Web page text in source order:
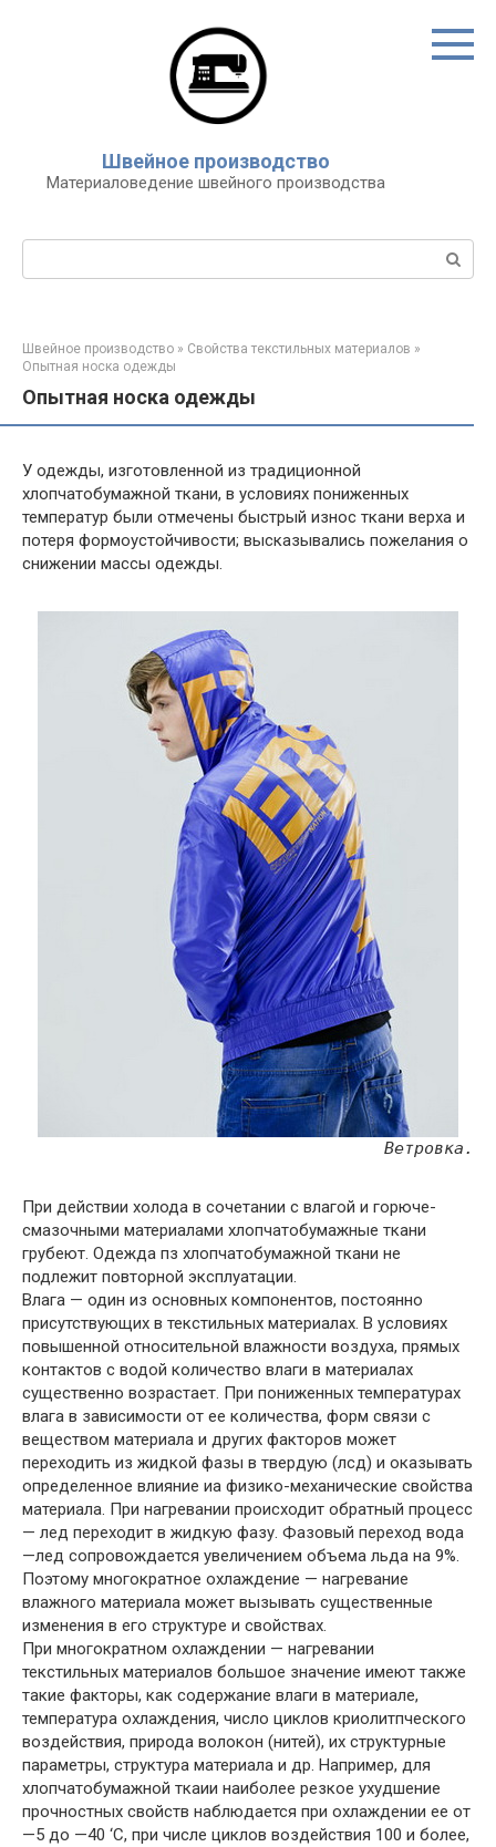
Швейное производство
Материаловедение швейного производства
Поиск:
Швейное производство » Свойства текстильных материалов »
Опытная носка одежды
Опытная носка одежды
У одежды, изготовленной из традиционной
хлопчатобумажной ткани, в условиях пониженных
температур были отмечены быстрый износ ткани верха и
потеря формоустойчивости; высказывались пожелания о
снижении массы одежды.
Ветровка.
При действии холода в сочетании с влагой и горюче-
смазочными материалами хлопчатобумажные ткани
грубеют. Одежда пз хлопчатобумажной ткани не
подлежит повторной эксплуатации.
Влага — один из основных компонентов, постоянно
присутствующих в текстильных материалах. В условиях
повышенной относительной влажности воздуха, прямых
контактов с водой количество влаги в материалах
существенно возрастает. При пониженных температурах
влага в зависимости от ее количества, форм связи с
веществом материала и других факторов может
переходить из жидкой фазы в твердую (лсд) и оказывать
определенное влияние иа физико-механические свойства
материала. При нагревании происходит обратный процесс
— лед переходит в жидкую фазу. Фазовый переход вода
—лед сопровождается увеличением объема льда на 9%.
Поэтому многократное охлаждение — нагревание
влажного материала может вызывать существенные
изменения в его структуре и свойствах.
При многократном охлаждении — нагревании
текстильных материалов большое значение имеют также
такие факторы, как содержание влаги в материале,
температура охлаждения, число циклов криолитпческого
воздействия, природа волокон (нитей), их структурные
параметры, структура материала и др. Например, для
хлопчатобумажной ткаии наиболее резкое ухудшение
прочностных свойств наблюдается при охлаждении ее от
—5 до —40 ‘С, при числе циклов воздействия 100 и более,